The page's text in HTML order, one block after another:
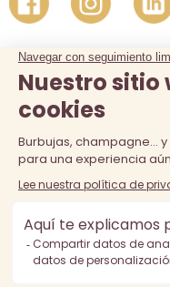
La venta de alcohol
El consumo excesivo